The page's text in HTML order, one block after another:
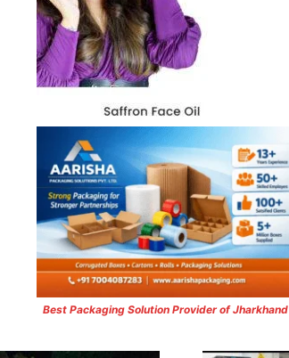
Best Packaging Solution Provider of Jharkhand